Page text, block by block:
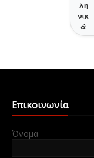
Επικοινωνία
Όνομα